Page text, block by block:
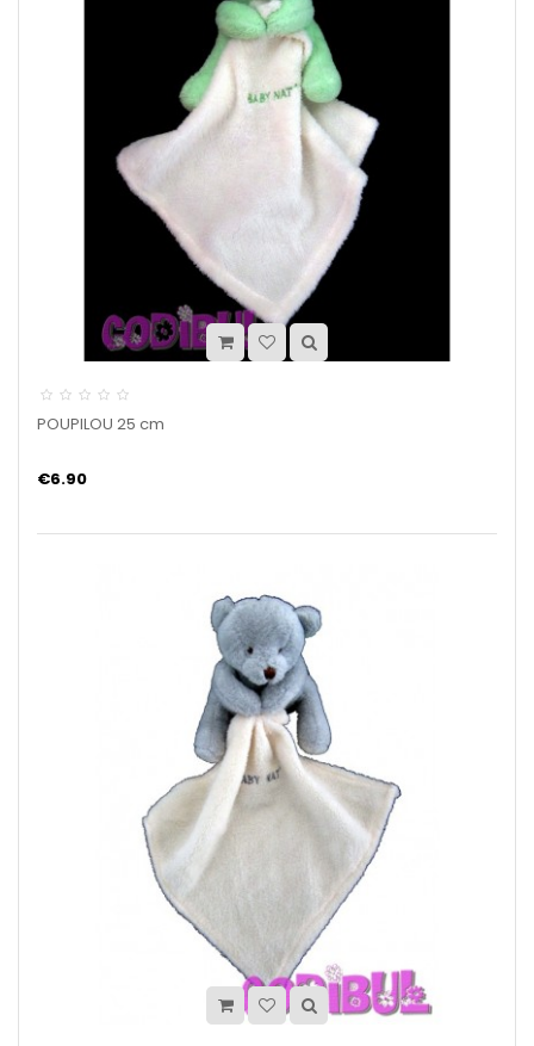
POUPILOU 25 cm
€6.90